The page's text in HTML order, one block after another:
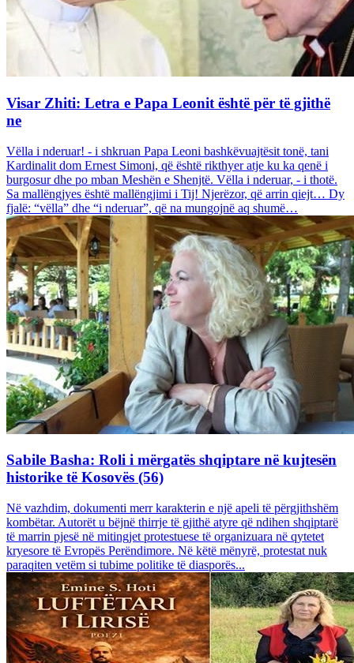
Visar Zhiti: Letra e Papa Leonit është për të gjithë
ne
Vëlla i nderuar! - i shkruan Papa Leoni bashkëvuajtësit tonë, tani
Kardinalit dom Ernest Simoni, që është rikthyer atje ku ka qenë i
burgosur dhe po mban Meshën e Shenjtë. Vëlla i nderuar, - i thotë.
Sa mallëngjyes është mallëngjimi i Tij! Njerëzor, që arrin qiejt… Dy
fjalë: “vëlla” dhe “i nderuar”, që na mungojnë aq shumë…
Sabile Basha: Roli i mërgatës shqiptare në kujtesën
historike të Kosovës (56)
Në vazhdim, dokumenti merr karakterin e një apeli të përgjithshëm
kombëtar. Autorët u bëjnë thirrje të gjithë atyre që ndihen shqiptarë
të marrin pjesë në mitingjet protestuese të organizuara në qytetet
kryesore të Evropës Perëndimore. Në këtë mënyrë, protestat nuk
paraqiten vetëm si tubime politike të diasporës...